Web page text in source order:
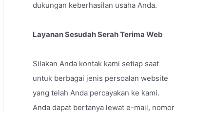
dukungan keberhasilan usaha Anda.
Layanan Sesudah Serah Terima Web
Silakan Anda kontak kami setiap saat
untuk berbagai jenis persoalan website
yang telah Anda percayakan ke kami.
Anda dapat bertanya lewat e-mail, nomor